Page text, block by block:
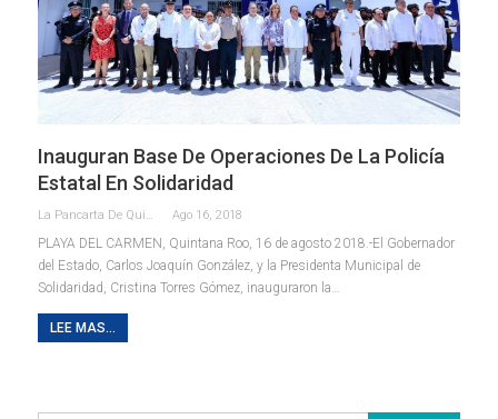
Inauguran Base De Operaciones De La Policía
Estatal En Solidaridad
La Pancarta De Quintana Roo Ago 16, 2018
PLAYA DEL CARMEN, Quintana Roo, 16 de agosto 2018.-El Gobernador
del Estado, Carlos Joaquín González, y la Presidenta Municipal de
Solidaridad, Cristina Torres Gómez, inauguraron la…
LEE MAS...